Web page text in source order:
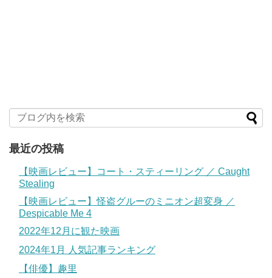
最近の投稿
【映画レビュー】コート・スティーリング ／ Caught
Stealing
【映画レビュー】怪盗グルーのミニオン超変身 ／
Despicable Me 4
2022年12月に観た映画
2024年1月 人気記事ランキング
【俳優】趣里